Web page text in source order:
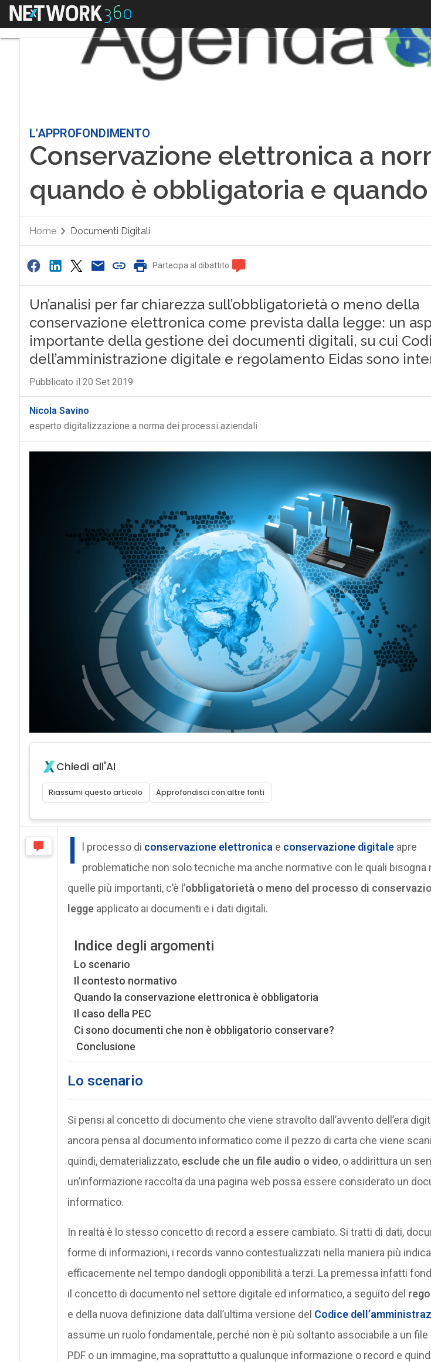
Menu
L'APPROFONDIMENTO
Conservazione elettronica a
quando è obbligatoria e
Home Documenti Digitali
Partecipa al dibattito
Un’analisi per far chiarezza sull’obbligatorietà o meno della
conservazione elettronica come prevista dalla legge: un
importante della gestione dei documenti digitali, su cui
dell’amministrazione digitale e regolamento Eidas sono
Pubblicato il 20 Set 2019
Nicola Savino
esperto digitalizzazione a norma dei processi aziendali
Chiedi all'AI
Riassumi questo articolo Approfondisci con altre fonti
I l processo di conservazione elettronica e conservazione digitaleapre
problematiche non solo tecniche ma anche normative con le quali bisogna
quelle più importanti, c’è l’obbligatorietà o meno del processo di
leggeapplicato ai documenti e i dati digitali.
Indice degli argomenti
Lo scenario
Il contesto normativo
Quando la conservazione elettronica è obbligatoria
Il caso della PEC
Ci sono documenti che non è obbligatorio conservare?
Conclusione
Lo scenario
Si pensi al concetto di documento che viene stravolto dall’avvento dell’era
ancora pensa al documento informatico come il pezzo di carta che viene
quindi, dematerializzato, esclude che un file audio o video, o addirittura un
un’informazione raccolta da una pagina web possa essere considerato un
informatico.
In realtà è lo stesso concetto di record a essere cambiato. Si tratti di dati,
forme di informazioni, i records vanno contestualizzati nella maniera più
efficacemente nel tempo dandogli opponibilità a terzi. La premessa infatti
il concetto di documento nel settore digitale ed informatico, a seguito del
e della nuova definizione data dall’ultima versione del Codice
assume un ruolo fondamentale, perché non è più soltanto associabile a un file
PDF o un immagine, ma soprattutto a qualunque informazione o record e
Agid